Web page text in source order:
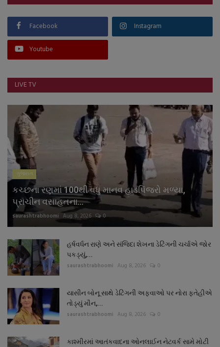
Facebook Instagram
Youtube
LIVE TV
ગુજરાત
કચ્છના રણમાં 100થી વધુ માનવ હાડપિંજરો મળ્યા,
પ્રાચીન વસાહતના...
saurashtrabhoomi Aug 8, 2026 0
હર્ષવર્ધન રાણે અને સંજિદા શેખના ડેટિંગની ચર્ચાએ જોર
પકડ્યું,...
saurashtrabhoomi Aug 8, 2026 0
યાસીન બોનૂ સાથે ડેટિંગની અફવાઓ પર નોરા ફતેહીએ
તોડ્યું મૌન,...
saurashtrabhoomi Aug 8, 2026 0
કાશ્મીરમાં આતંકવાદના ઓનલાઈન નેટવર્ક સામે મોટી